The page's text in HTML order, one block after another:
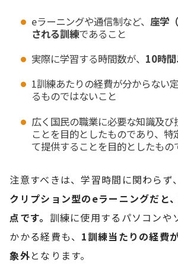
eラーニングや通信制など、 座学
される訓練であること
実際に学習する時間数が、 10時
1訓練あたりの経費が分からない
るものではないこと
広く国民の職業に必要な知識及び
ことを目的としたものであり、特
て提供することを目的としたもの
注意すべきは、学習時間に関わらず
クリプション型のeラーニングだと
点です。 訓練に使用するパソコンや
かかる経費も、 1訓練当たりの経費
象外となります。